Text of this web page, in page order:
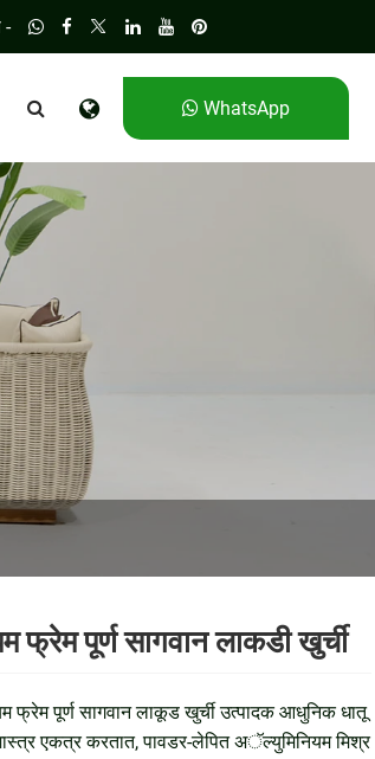
-
WhatsApp
फ्रेम पूर्ण सागवान लाकडी खुर्ची
फ्रेम पूर्ण सागवान लाकूड खुर्ची उत्पादक आधुनिक धातू
एकत्र करतात, पावडर-लेपित अॅल्युमिनियम मिश्र